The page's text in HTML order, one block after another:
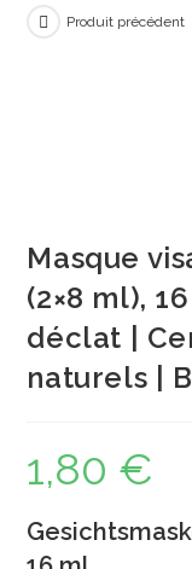
Produit précédent
Masque
(2×8 ml),
déclat |
naturels |
1,80 €